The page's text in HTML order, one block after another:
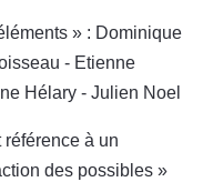
» : Dominique
- Etienne
Hélary - Julien Noel
à un
des possibles »